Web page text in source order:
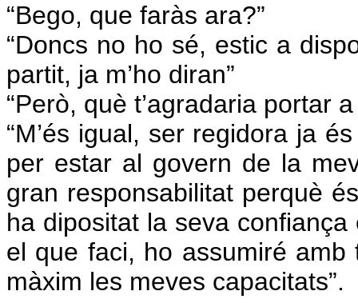
“Bego, que faràs ara?”
“Doncs no ho sé, estic a
partit, ja m’ho diran”
“Però, què t’agradaria portar
“M’és igual, ser regidora ja
per estar al govern de la
gran responsabilitat perquè
ha dipositat la seva
el que faci, ho assumiré
màxim les meves capacitats”.